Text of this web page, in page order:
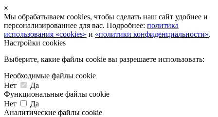
×
Мы обрабатываем cookies, чтобы сделать наш сайт удобнее и
персонализированнее для вас. Подробнее: политика
использования «cookies» и «политики конфиденциальности».
Настройки cookies
Выберите, какие файлы cookie вы разрешаете использовать:
Необходимые файлы cookie
Нет
Да
Функциональные файлы cookie
Нет
Да
Аналитические файлы cookie